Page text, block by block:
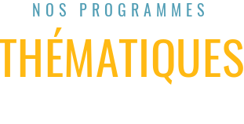
NOS PROGRAMMES